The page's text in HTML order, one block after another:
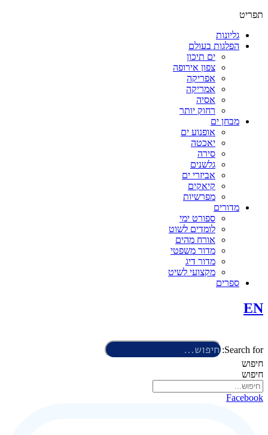
תפריט
גליונות
הפלגות בעולם
ים תיכון
צפון אירופה
אפריקה
אמריקה
אסיה
רחוק יותר
מבחן ים
אופנוע ים
יאכטה
סירה
גלשנים
אביזרי ים
קיאקים
מפרשיות
מדורים
ספורט ימי
לומדים לשוט
אורח מהים
מדור משפטי
מדור דיג
מקצועי לשיט
ספרים
EN
Search for:
חיפוש
חיפוש
Facebook